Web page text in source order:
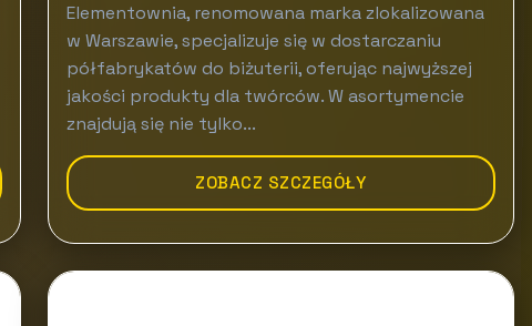
Elementownia, renomowana marka zlokalizowana
w Warszawie, specjalizuje się w dostarczaniu
półfabrykatów do biżuterii, oferując najwyższej
jakości produkty dla twórców. W asortymencie
znajdują się nie tylko...
ZOBACZ SZCZEGÓŁY